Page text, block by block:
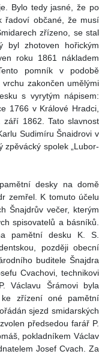
Bylo tedy jasné, že po
řadoví občané, že musí
zřízeno, se stal
byl zhotoven hořickým
roku 1861 nákladem
pomník v podobě
zakončen umělými
s vyrytým nápisem:
1766 v Králové Hradci,
září 1862. Tato slavnost
Sudimíru Šnaidrovi v
zpěvácký spolek „Lubor-
desky na domě
zemřel. K tomuto účelu
Šnajdrův večer, kterým
spisovatelů a básníků.
pamětní desku K. S.
později obecní
buditele Šnajdra
Cvachovi, technikovi
Václavu Šrámovi byla
zřízení oné pamětní
sjezd smidarských
předsedou farář P.
pokladníkem Václav
Josef Cvach. Za